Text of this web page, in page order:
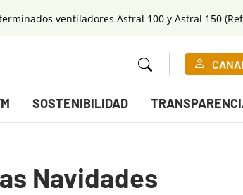
ventiladores Astral 100 y Astral 150
SOSTENIBILIDAD
Navidades